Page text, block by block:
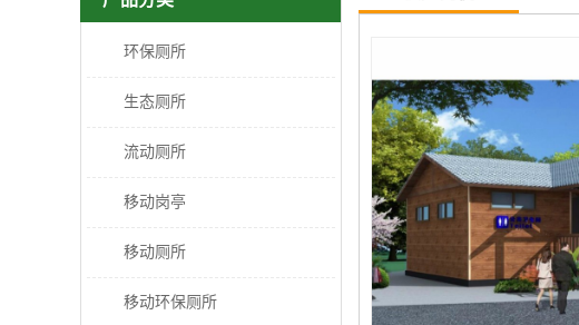
环保厕所
生态厕所
流动厕所
移动岗亭
移动厕所
移动环保厕所